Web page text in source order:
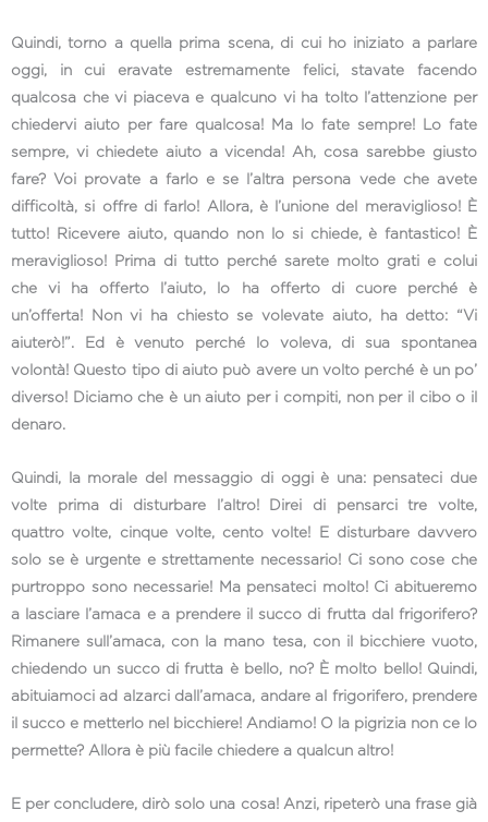
Quindi, torno a quella prima scena, di cui ho iniziato a parlare
oggi, in cui eravate estremamente felici, stavate facendo
qualcosa che vi piaceva e qualcuno vi ha tolto l’attenzione per
chiedervi aiuto per fare qualcosa! Ma lo fate sempre! Lo fate
sempre, vi chiedete aiuto a vicenda! Ah, cosa sarebbe giusto
fare? Voi provate a farlo e se l’altra persona vede che avete
difficoltà, si offre di farlo! Allora, è l’unione del meraviglioso! È
tutto! Ricevere aiuto, quando non lo si chiede, è fantastico! È
meraviglioso! Prima di tutto perché sarete molto grati e colui
che vi ha offerto l’aiuto, lo ha offerto di cuore perché è
un’offerta! Non vi ha chiesto se volevate aiuto, ha detto: “Vi
aiuterò!”. Ed è venuto perché lo voleva, di sua spontanea
volontà! Questo tipo di aiuto può avere un volto perché è un po’
diverso! Diciamo che è un aiuto per i compiti, non per il cibo o il
denaro.
Quindi, la morale del messaggio di oggi è una: pensateci due
volte prima di disturbare l’altro! Direi di pensarci tre volte,
quattro volte, cinque volte, cento volte! E disturbare davvero
solo se è urgente e strettamente necessario! Ci sono cose che
purtroppo sono necessarie! Ma pensateci molto! Ci abitueremo
a lasciare l’amaca e a prendere il succo di frutta dal frigorifero?
Rimanere sull’amaca, con la mano tesa, con il bicchiere vuoto,
chiedendo un succo di frutta è bello, no? È molto bello! Quindi,
abituiamoci ad alzarci dall’amaca, andare al frigorifero, prendere
il succo e metterlo nel bicchiere! Andiamo! O la pigrizia non ce lo
permette? Allora è più facile chiedere a qualcun altro!
E per concludere, dirò solo una cosa! Anzi, ripeterò una frase già